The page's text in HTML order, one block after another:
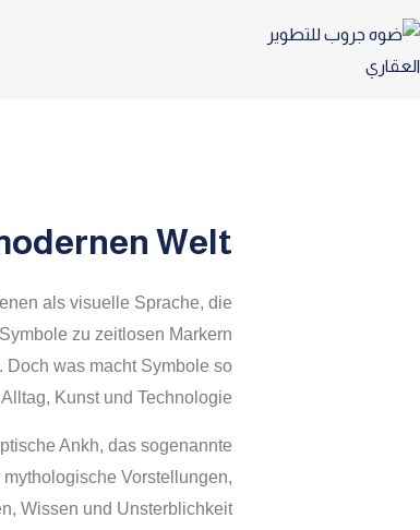
Welt
als visuelle Sprache, die
zu zeitlosen Markern
was macht Symbole so
Kunst und Technologie?
Ankh, das sogenannte
Vorstellungen,
Wissen und Unsterblichkeit.